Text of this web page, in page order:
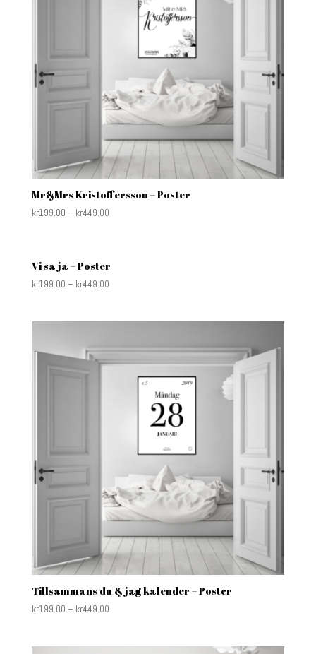
Mr&Mrs Kristoffersson – Poster
kr199.00 – kr449.00
Vi sa ja – Poster
kr199.00 – kr449.00
Tillsammans du & jag kalender – Poster
kr199.00 – kr449.00